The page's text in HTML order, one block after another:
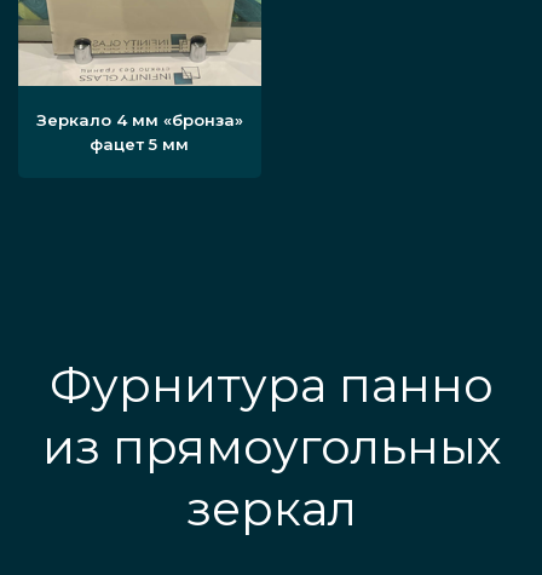
Зеркало 4 мм «бронза»
фацет 5 мм
Фурнитура панно
из прямоугольных
зеркал